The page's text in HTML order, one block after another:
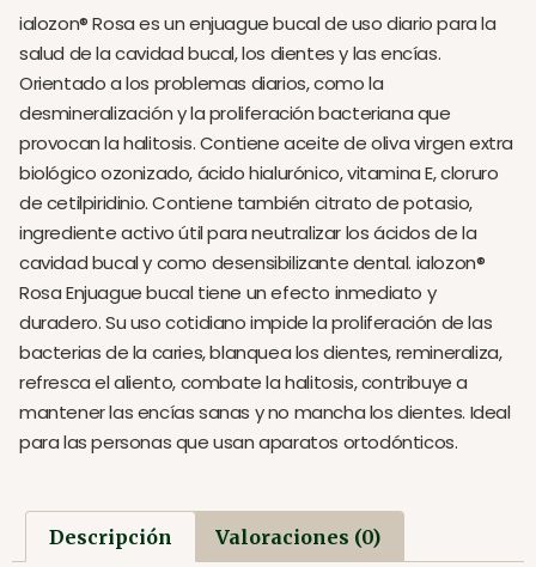
ialozon® Rosa es un enjuague bucal de uso diario para la
salud de la cavidad bucal, los dientes y las encías.
Orientado a los problemas diarios, como la
desmineralización y la proliferación bacteriana que
provocan la halitosis. Contiene aceite de oliva virgen extra
biológico ozonizado, ácido hialurónico, vitamina E, cloruro
de cetilpiridinio. Contiene también citrato de potasio,
ingrediente activo útil para neutralizar los ácidos de la
cavidad bucal y como desensibilizante dental. ialozon®
Rosa Enjuague bucal tiene un efecto inmediato y
duradero. Su uso cotidiano impide la proliferación de las
bacterias de la caries, blanquea los dientes, remineraliza,
refresca el aliento, combate la halitosis, contribuye a
mantener las encías sanas y no mancha los dientes. Ideal
para las personas que usan aparatos ortodónticos.
Descripción Valoraciones (0)